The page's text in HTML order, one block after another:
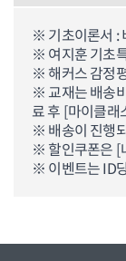
※ 기초이론서 :
※ 여지훈 기초
※ 해커스 감정
※ 교재는 배송
료 후 [마이클래
※ 배송이 진행
※ 할인쿠폰은 [
※ 이벤트는 ID